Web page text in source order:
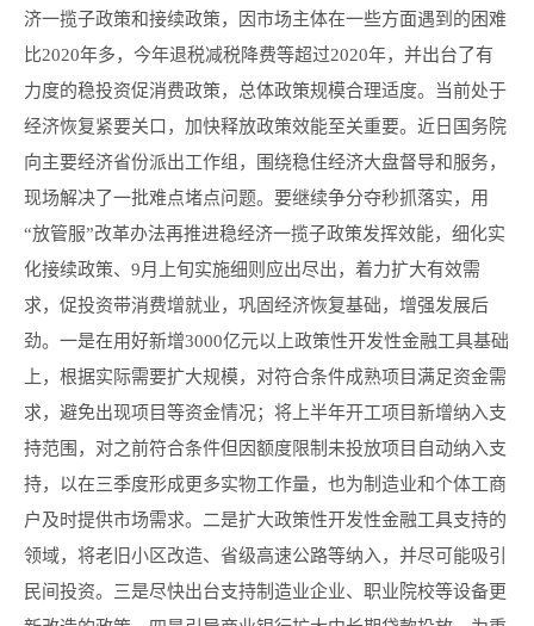
济一揽子政策和接续政策，因市场主体在一些方面遇到的困难
比2020年多，今年退税减税降费等超过2020年，并出台了有
力度的稳投资促消费政策，总体政策规模合理适度。当前处于
经济恢复紧要关口，加快释放政策效能至关重要。近日国务院
向主要经济省份派出工作组，围绕稳住经济大盘督导和服务，
现场解决了一批难点堵点问题。要继续争分夺秒抓落实，用
“放管服”改革办法再推进稳经济一揽子政策发挥效能，细化实
化接续政策、9月上旬实施细则应出尽出，着力扩大有效需
求，促投资带消费增就业，巩固经济恢复基础，增强发展后
劲。一是在用好新增3000亿元以上政策性开发性金融工具基础
上，根据实际需要扩大规模，对符合条件成熟项目满足资金需
求，避免出现项目等资金情况；将上半年开工项目新增纳入支
持范围，对之前符合条件但因额度限制未投放项目自动纳入支
持，以在三季度形成更多实物工作量，也为制造业和个体工商
户及时提供市场需求。二是扩大政策性开发性金融工具支持的
领域，将老旧小区改造、省级高速公路等纳入，并尽可能吸引
民间投资。三是尽快出台支持制造业企业、职业院校等设备更